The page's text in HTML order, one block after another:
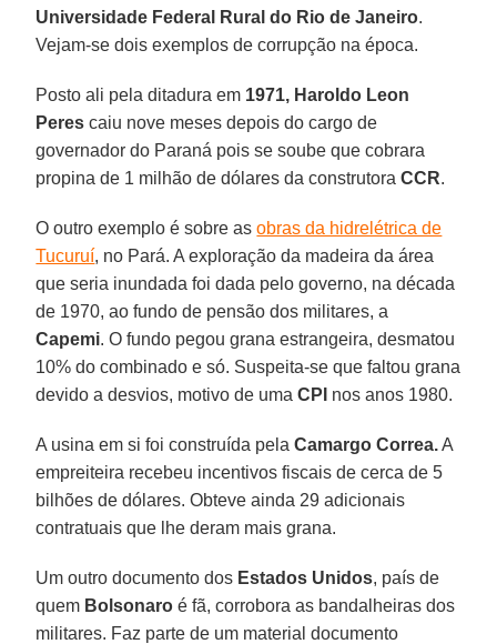
Universidade Federal Rural do Rio de Janeiro.
Vejam-se dois exemplos de corrupção na época.
Posto ali pela ditadura em 1971, Haroldo Leon
Peres caiu nove meses depois do cargo de
governador do Paraná pois se soube que cobrara
propina de 1 milhão de dólares da construtoraCCR.
O outro exemplo é sobre asobras da hidrelétrica de
Tucuruí, no Pará. A exploração da madeira da área
que seria inundada foi dada pelo governo, na década
de 1970, ao fundo de pensão dos militares, a
Capemi. O fundo pegou grana estrangeira, desmatou
10% do combinado e só. Suspeita-se que faltou grana
devido a desvios, motivo de umaCPI nos anos 1980.
A usina em si foi construída pelaCamargo Correa.A
empreiteira recebeu incentivos fiscais de cerca de 5
bilhões de dólares. Obteve ainda 29 adicionais
contratuais que lhe deram mais grana.
Um outro documento dos Estados Unidos, país de
quem Bolsonaro é fã, corrobora as bandalheiras dos
militares. Faz parte de um material documento